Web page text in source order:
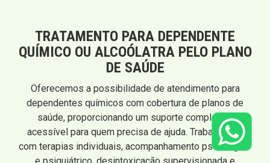
TRATAMENTO PARA DEPENDENTE
QUÍMICO OU ALCOÓLATRA PELO PLANO
DE SAÚDE
Oferecemos a possibilidade de atendimento para
dependentes químicos com cobertura de planos de
saúde, proporcionando um suporte completo e
acessível para quem precisa de ajuda. Trabalhamos
com terapias individuais, acompanhamento psicológico